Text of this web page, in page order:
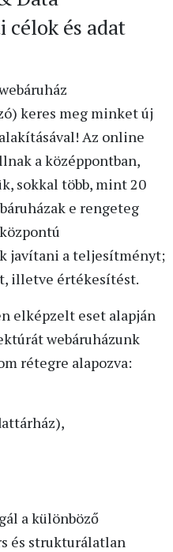
és adat
keres meg minket új
Az online
a középpontban,
sokkal több, mint 20
e rengeteg
javítani a teljesítményt;
illetve értékesítést.
elképzelt eset alapján
webáruházunk
rétegre alapozva:
a különböző
és strukturálatlan